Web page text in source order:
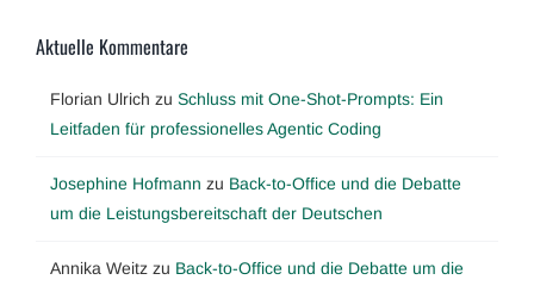
Aktuelle Kommentare
Florian Ulrich zu Schluss mit One-Shot-Prompts: Ein
Leitfaden für professionelles Agentic Coding
Josephine Hofmann zu Back-to-Office und die Debatte
um die Leistungsbereitschaft der Deutschen
Annika Weitz zu Back-to-Office und die Debatte um die